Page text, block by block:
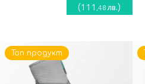
(111 ,48 лв.)
Топ продукт